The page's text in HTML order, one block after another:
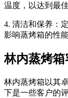
温度，以达到最
4. 清洁和保养：
影响蒸烤箱的性
林内蒸烤
林内蒸烤箱以其
下是一些客户的评